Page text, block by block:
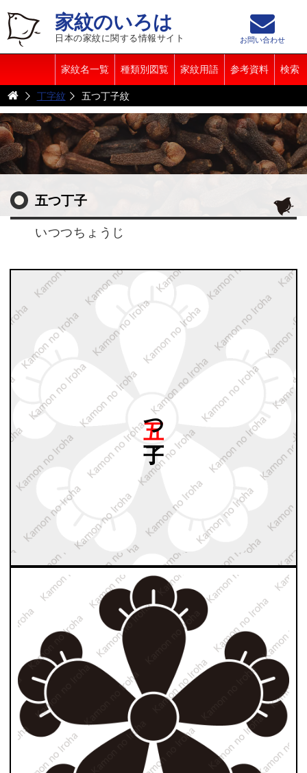
家紋のいろは
日本の家紋に関する情報サイト
家紋名一覧 種類別図覧 家紋用語 参考資料 検索
お問い合わせ
丁字紋 五つ丁子紋
五つ丁子
いつつちょうじ
丁子